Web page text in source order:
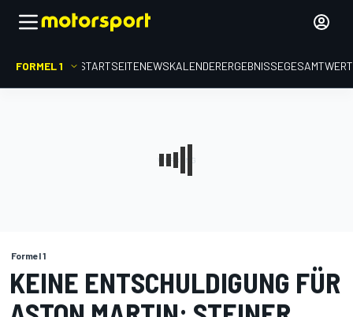
FORMEL 1 STARTSEITENEWSKALENDERERGEBNISSE
Formel 1
KEINE ENTSCHULDIGUNG FÜR